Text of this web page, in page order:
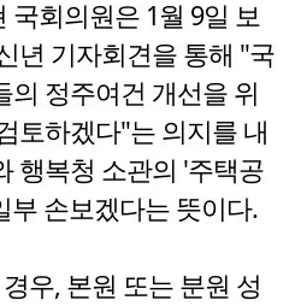
국회의원은 1월 9일 보
년 기자회견을 통해 "국
의 정주여건 개선을 위
토하겠다"는 의지를 내
행복청 소관의 '주택공
손보겠다는 뜻이다.
우, 본원 또는 분원 성